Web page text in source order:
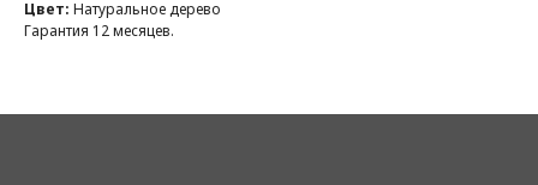
Цвет: Натуральное дерево
Гарантия 12 месяцев.